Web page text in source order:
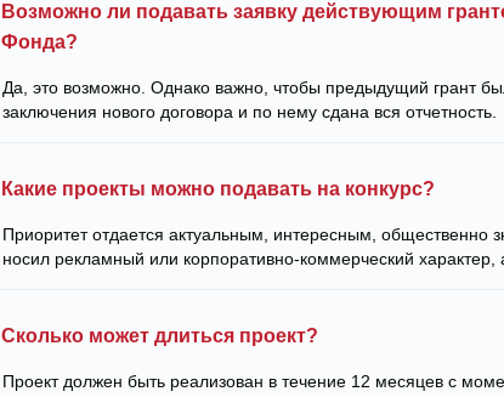
Возможно ли подавать заявку действующим
Фонда?
Да, это возможно. Однако важно, чтобы предыдущий грант
заключения нового договора и по нему сдана вся отчетность.
Какие проекты можно подавать на конкурс?
Приоритет отдается актуальным, интересным,
носил рекламный или корпоративно-коммерческий характер,
Сколько может длиться проект?
Проект должен быть реализован в течение 12 месяцев с